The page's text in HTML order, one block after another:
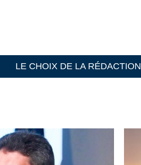
LE CHOIX DE LA RÉDACTION